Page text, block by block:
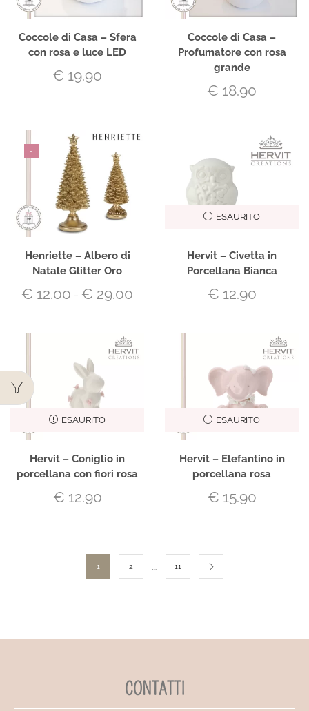
Coccole di Casa – Sfera
con rosa e luce LED
€ 19.90
Coccole di Casa –
Profumatore con rosa
grande
€ 18.90
-
Henriette – Albero di
Natale Glitter Oro
€ 12.00 - € 29.00
ESAURITO
Hervit – Civetta in
Porcellana Bianca
€ 12.90
ESAURITO
Hervit – Coniglio in
porcellana con fiori rosa
€ 12.90
ESAURITO
Hervit – Elefantino in
porcellana rosa
€ 15.90
1 2 … 11
CONTATTI